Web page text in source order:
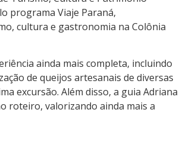
programa Viaje Paraná,
cultura e gastronomia na Colônia
ainda mais completa, incluindo
de queijos artesanais de diversas
excursão. Além disso, a guia Adriana
roteiro, valorizando ainda mais a